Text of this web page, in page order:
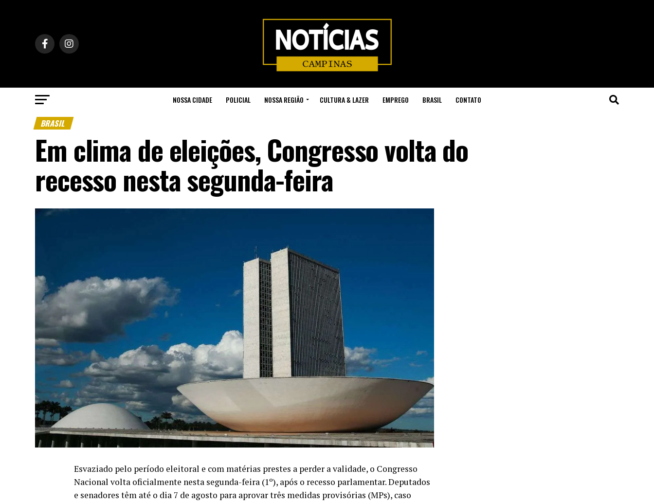
NOSSA CIDADE POLICIAL NOSSA REGIÃO CULTURA & LAZER EMPREGO BRASIL CONTATO
BRASIL
Em clima de eleições, Congresso volta do
recesso nesta segunda-feira
Esvaziado pelo período eleitoral e com matérias prestes a perder a validade, o Congresso
Nacional volta oficialmente nesta segunda-feira (1º), após o recesso parlamentar. Deputados
e senadores têm até o dia 7 de agosto para aprovar três medidas provisórias (MPs), caso